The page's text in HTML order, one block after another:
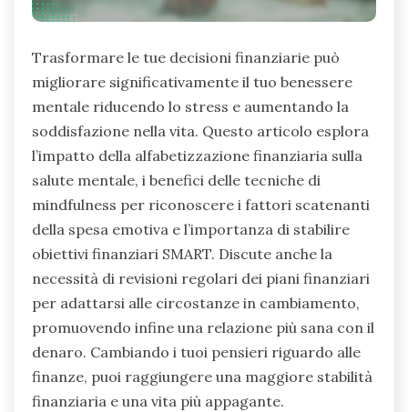
Trasformare le tue decisioni finanziarie può
migliorare significativamente il tuo benessere
mentale riducendo lo stress e aumentando la
soddisfazione nella vita. Questo articolo esplora
l’impatto della alfabetizzazione finanziaria sulla
salute mentale, i benefici delle tecniche di
mindfulness per riconoscere i fattori scatenanti
della spesa emotiva e l’importanza di stabilire
obiettivi finanziari SMART. Discute anche la
necessità di revisioni regolari dei piani finanziari
per adattarsi alle circostanze in cambiamento,
promuovendo infine una relazione più sana con il
denaro. Cambiando i tuoi pensieri riguardo alle
finanze, puoi raggiungere una maggiore stabilità
finanziaria e una vita più appagante.